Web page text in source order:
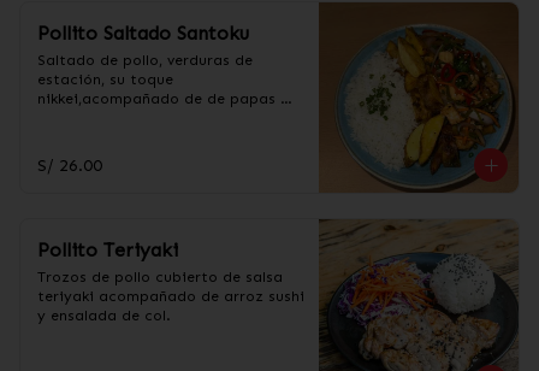
Pollito Saltado Santoku
Saltado de pollo, verduras de
estación, su toque
nikkei,acompañado de de papas
S/ 26.00
Pollito Teriyaki
Trozos de pollo cubierto de salsa
teriyaki acompañado de arroz sushi
y ensalada de col.